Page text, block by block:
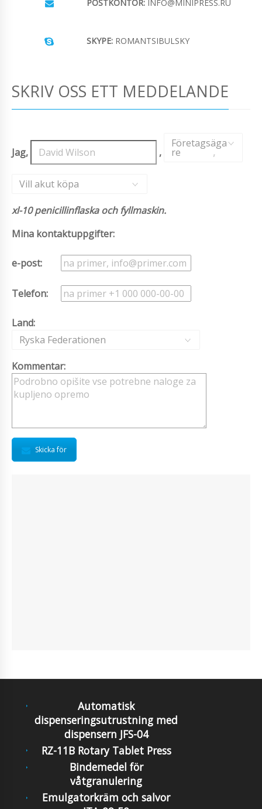
POSTKONTOR: INFO@MINIPRESS.RU
SKYPE: ROMANTSIBULSKY
SKRIV OSS ETT MEDDELANDE
Jag, ,
Företagsäga
re ,
Vill akut köpa
xl-10 penicillinflaska och fyllmaskin.
Mina kontaktuppgifter:
e-post:
Telefon:
Land:
Ryska Federationen
Kommentar:
Skicka för
Automatisk
dispenseringsutrustning med
dispensern JFS-04
RZ-11B Rotary Tablet Press
Bindemedel för
våtgranulering
Emulgatorkräm och salvor